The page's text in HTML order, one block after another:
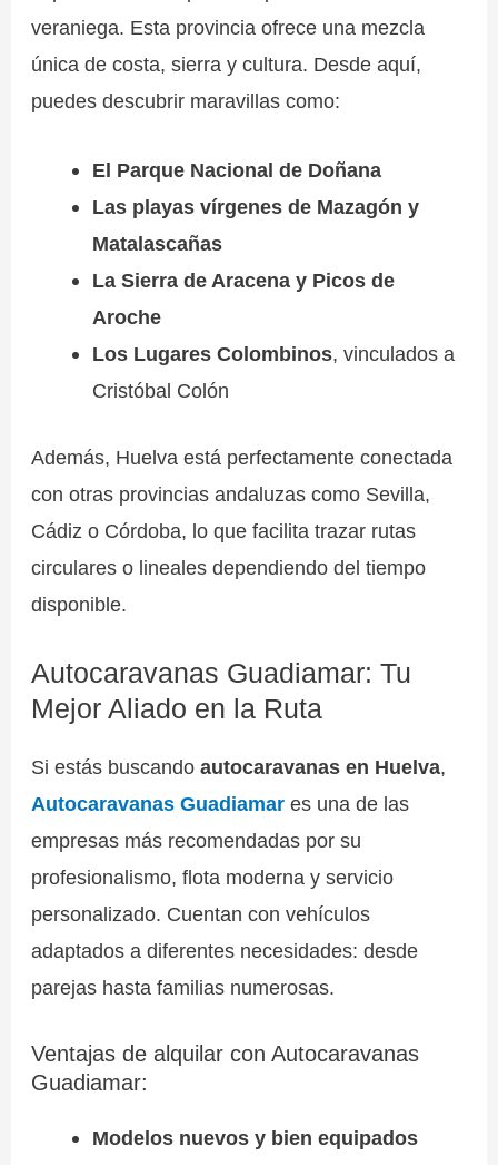
veraniega. Esta provincia ofrece una mezcla
única de costa, sierra y cultura. Desde aquí,
puedes descubrir maravillas como:
El Parque Nacional de Doñana
Las playas vírgenes de Mazagón y
Matalascañas
La Sierra de Aracena y Picos de
Aroche
Los Lugares Colombinos, vinculados a
Cristóbal Colón
Además, Huelva está perfectamente conectada
con otras provincias andaluzas como Sevilla,
Cádiz o Córdoba, lo que facilita trazar rutas
circulares o lineales dependiendo del tiempo
disponible.
Autocaravanas Guadiamar: Tu
Mejor Aliado en la Ruta
Si estás buscandoautocaravanas en Huelva,
Autocaravanas Guadiamar es una de las
empresas más recomendadas por su
profesionalismo, flota moderna y servicio
personalizado. Cuentan con vehículos
adaptados a diferentes necesidades: desde
parejas hasta familias numerosas.
Ventajas de alquilar con Autocaravanas
Guadiamar:
Modelos nuevos y bien equipados